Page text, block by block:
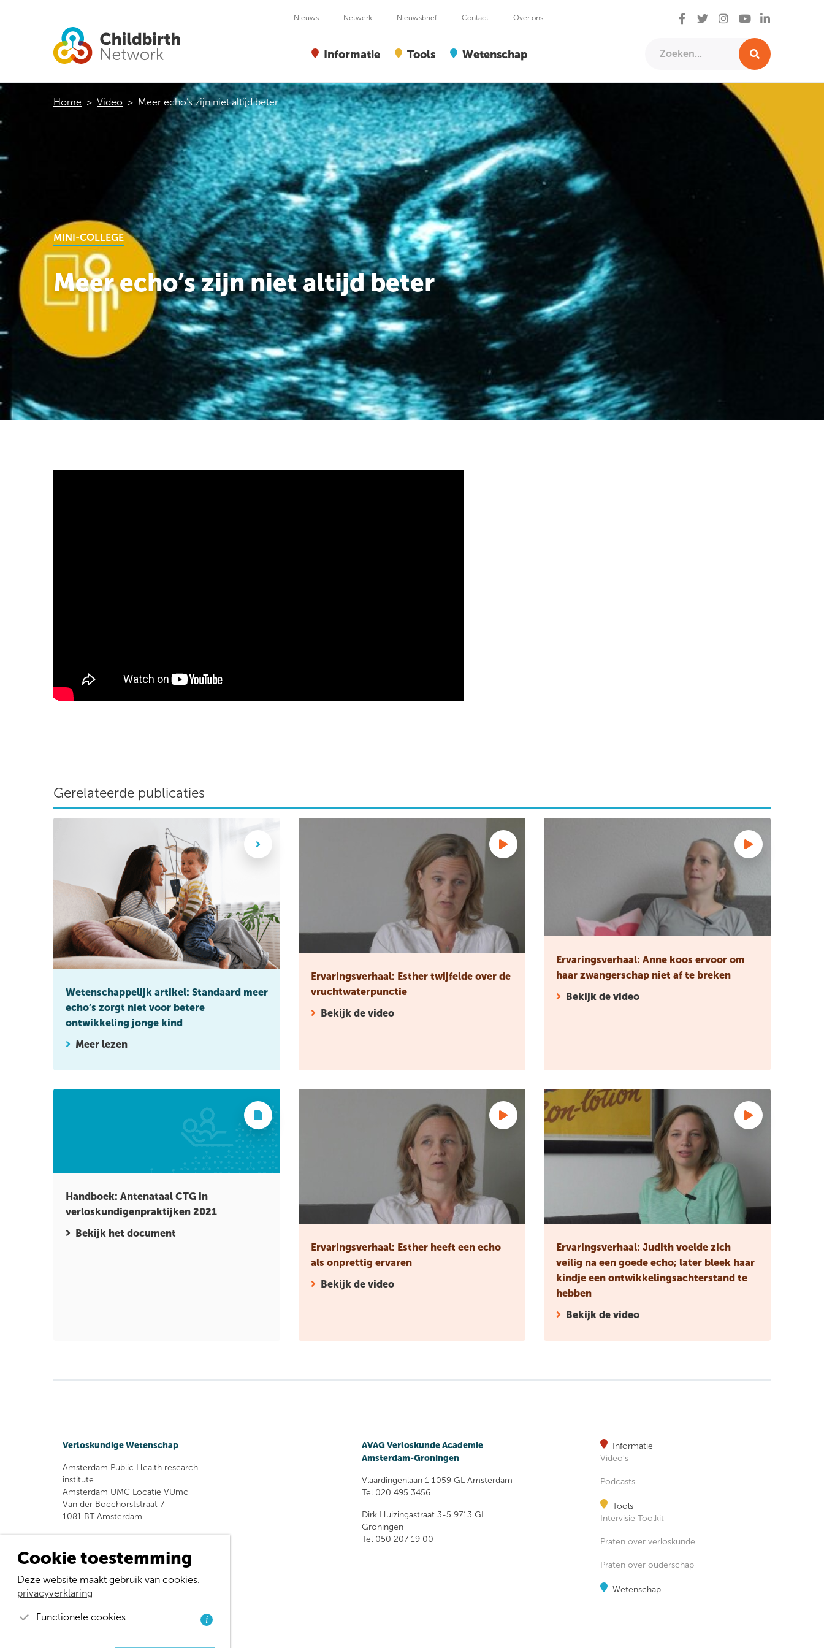
Facebook
TwitterInstagramLinkedIn
Nieuws Netwerk Nieuwsbrief Contact Over ons
Zoeken
Informatie Tools Wetenschap
Home > Video > Meer echo’s zijn niet altijd beter
MINI-COLLEGE
Meer echo’s zijn niet altijd beter
Gerelateerde publicaties
Wetenschappelijk artikel: Standaard meer
echo’s zorgt niet voor betere
ontwikkeling jonge kind
Meer lezen
Ervaringsverhaal: Esther twijfelde over de
vruchtwaterpunctie
Bekijk de video
Ervaringsverhaal: Anne koos ervoor om
haar zwangerschap niet af te breken
Bekijk de video
Handboek: Antenataal CTG in
verloskundigenpraktijken 2021
Bekijk het document
Ervaringsverhaal: Esther heeft een echo als onprettig ervaren
Ervaringsverhaal: Esther heeft een echo
als onprettig ervaren
Bekijk de video
Ervaringsverhaal: Judith voelde zich veilig na een goede
Ervaringsverhaal: Judith voelde zich
veilig na een goede echo; later bleek haar
kindje een ontwikkelingsachterstand te
hebben
Bekijk de video
Verloskundige Wetenschap
Amsterdam Public Health research
institute
Amsterdam UMC Locatie VUmc
Van der Boechorststraat 7
1081 BT Amsterdam
Langdurige Zorg
Universitair Medisch Centrum Groningen
Oostersingel ingang 47 gebouw 50 2e
verdieping
Postbus 196 9700 AD Groningen
huispostcode FA21
AVAG Verloskunde Academie
Amsterdam-Groningen
Vlaardingenlaan 1 1059 GL Amsterdam
Tel 020 495 3456
Dirk Huizingastraat 3-5 9713 GL
Groningen
Tel 050 207 19 00
Informatie
Video’s
Podcasts
Tools
Intervisie Toolkit
Praten over verloskunde
Praten over ouderschap
Wetenschap
Cookie toestemming
Deze website maakt gebruik van cookies.
privacyverklaring
Functionele cookies i